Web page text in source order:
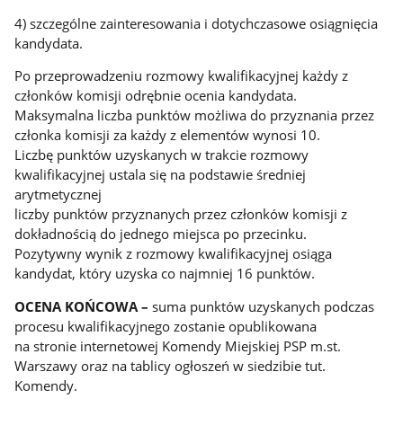
4) szczególne zainteresowania i dotychczasowe osiągnięcia
kandydata.
Po przeprowadzeniu rozmowy kwalifikacyjnej każdy z
członków komisji odrębnie ocenia kandydata.
Maksymalna liczba punktów możliwa do przyznania przez
członka komisji za każdy z elementów wynosi 10.
Liczbę punktów uzyskanych w trakcie rozmowy
kwalifikacyjnej ustala się na podstawie średniej
arytmetycznej
liczby punktów przyznanych przez członków komisji z
dokładnością do jednego miejsca po przecinku.
Pozytywny wynik z rozmowy kwalifikacyjnej osiąga
kandydat, który uzyska co najmniej 16 punktów.
OCENA KOŃCOWA – suma punktów uzyskanych podczas
procesu kwalifikacyjnego zostanie opublikowana
na stronie internetowej Komendy Miejskiej PSP m.st.
Warszawy oraz na tablicy ogłoszeń w siedzibie tut.
Komendy.